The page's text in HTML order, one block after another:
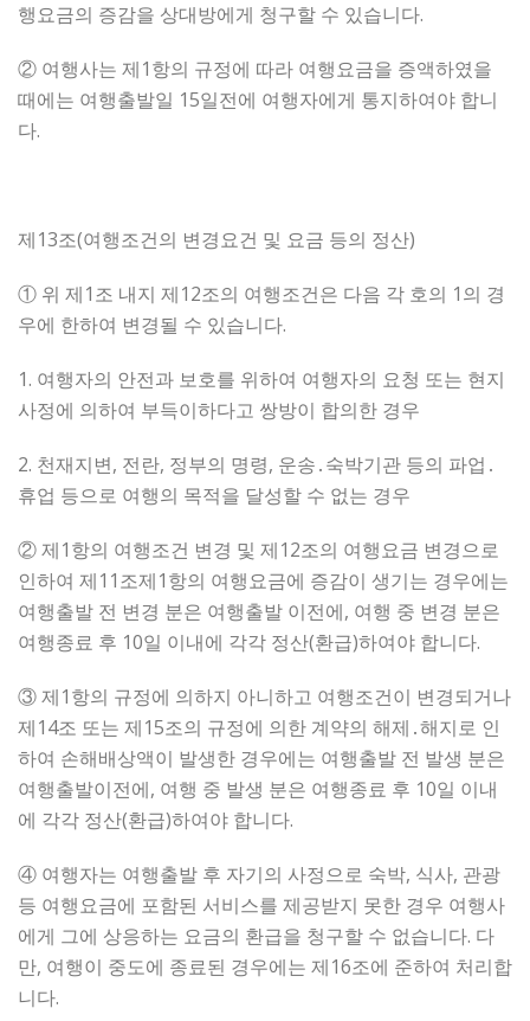
행요금의 증감을 상대방에게 청구할 수 있습니다.
② 여행사는 제1항의 규정에 따라 여행요금을 증액하였을
때에는 여행출발일 15일전에 여행자에게 통지하여야 합니
다.
제13조(여행조건의 변경요건 및 요금 등의 정산)
① 위 제1조 내지 제12조의 여행조건은 다음 각 호의 1의 경
우에 한하여 변경될 수 있습니다.
1. 여행자의 안전과 보호를 위하여 여행자의 요청 또는 현지
사정에 의하여 부득이하다고 쌍방이 합의한 경우
2. 천재지변, 전란, 정부의 명령, 운송․숙박기관 등의 파업․
휴업 등으로 여행의 목적을 달성할 수 없는 경우
② 제1항의 여행조건 변경 및 제12조의 여행요금 변경으로
인하여 제11조제1항의 여행요금에 증감이 생기는 경우에는
여행출발 전 변경 분은 여행출발 이전에, 여행 중 변경 분은
여행종료 후 10일 이내에 각각 정산(환급)하여야 합니다.
③ 제1항의 규정에 의하지 아니하고 여행조건이 변경되거나
제14조 또는 제15조의 규정에 의한 계약의 해제․해지로 인
하여 손해배상액이 발생한 경우에는 여행출발 전 발생 분은
여행출발이전에, 여행 중 발생 분은 여행종료 후 10일 이내
에 각각 정산(환급)하여야 합니다.
④ 여행자는 여행출발 후 자기의 사정으로 숙박, 식사, 관광
등 여행요금에 포함된 서비스를 제공받지 못한 경우 여행사
에게 그에 상응하는 요금의 환급을 청구할 수 없습니다. 다
만, 여행이 중도에 종료된 경우에는 제16조에 준하여 처리합
니다.